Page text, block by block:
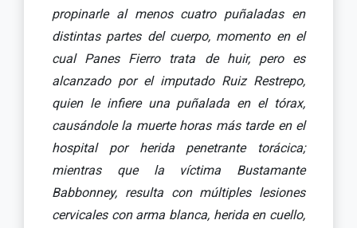
propinarle al menos cuatro puñaladas en
distintas partes del cuerpo, momento en el
cual Panes Fierro trata de huir, pero es
alcanzado por el imputado Ruiz Restrepo,
quien le infiere una puñalada en el tórax,
causándole la muerte horas más tarde en el
hospital por herida penetrante torácica;
mientras que la víctima Bustamante
Babbonney, resulta con múltiples lesiones
cervicales con arma blanca, herida en cuello,